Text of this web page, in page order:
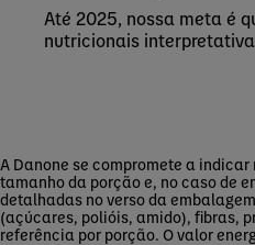
Até 2025, nossa meta é
nutricionais
A Danone se compromete a
tamanho da porção e, no caso de
detalhadas no verso da
(açúcares, polióis, amido), fibras,
referência por porção. O valor